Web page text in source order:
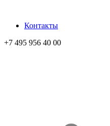
Контакты
+7 495 956 40 00